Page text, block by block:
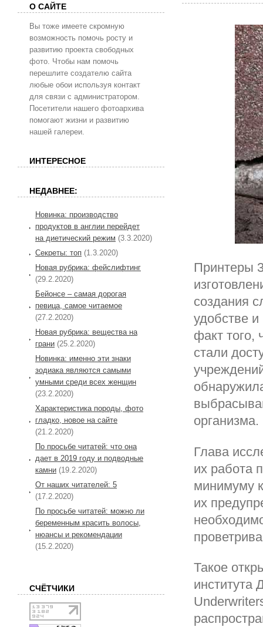
Принтеры
создания
удобстве
факт того,
стали
организма.
Глава
их работа
минимуму
их
Такое
института
О САЙТЕ
Вы тоже имеете скромную
возможность помочь росту и
развитию проекта свободных
фото. Чтобы нам помочь
перешлите создателю сайта
любые обои используя контакт
для связи с администратором.
Посетители нашего фотоархива
помогают жизни и развитию
нашей галереи.
ИНТЕРЕСНОЕ
НЕДАВНЕЕ:
Новинка: производство
продуктов в англии перейдет
на диетический режим (3.3.2020)
Секреты: топ (1.3.2020)
Новая рубрика: фейслифтинг
(29.2.2020)
Бейонсе – самая дорогая
певица, самое читаемое
(27.2.2020)
Новая рубрика: вещества на
грани (25.2.2020)
Новинка: именно эти знаки
зодиака являются самыми
умными среди всех женщин
(23.2.2020)
Характеристика породы, фото
гладко, новое на сайте
(21.2.2020)
По просьбе читатей: что она
дает в 2019 году и подводные
камни (19.2.2020)
От наших читателей: 5
(17.2.2020)
По просьбе читатей: можно ли
беременным красить волосы,
нюансы и рекомендации
(15.2.2020)
СЧЁТЧИКИ